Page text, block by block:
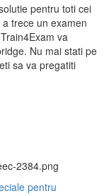
pentru toti cei
trece un examen
va
Nu mai stati pe
sa va pregatiti
pentru